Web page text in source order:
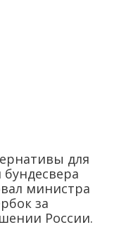
для
министра
за
России.